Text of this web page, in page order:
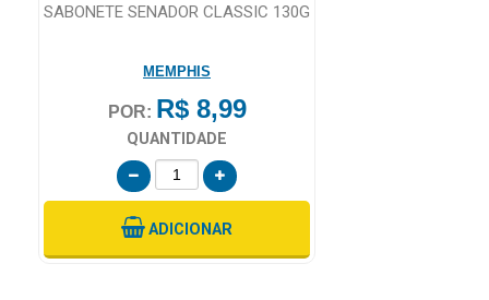
SABONETE SENADOR CLASSIC 130G
MEMPHIS
POR: R$ 8,99
QUANTIDADE
ADICIONAR